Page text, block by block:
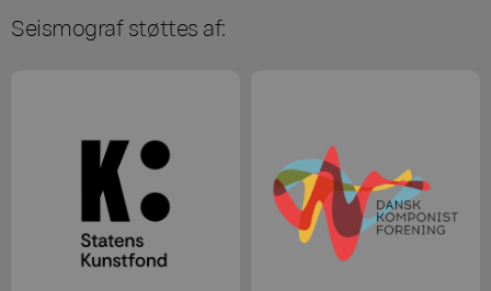
Seismograf støttes af: